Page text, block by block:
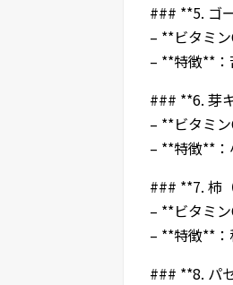
### **5. ゴ
– **ビタミ
– **特徴**：
### **6. 芽
– **ビタミ
– **特徴**：
### **7. 柿
– **ビタミ
– **特徴**：
### **8. パ